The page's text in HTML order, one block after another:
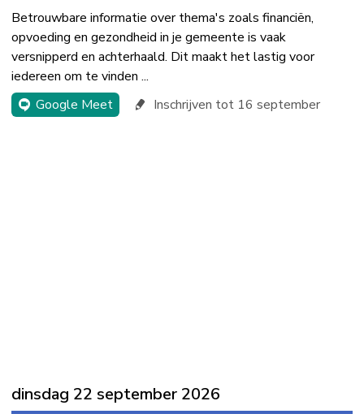
Betrouwbare informatie over thema's zoals financiën,
opvoeding en gezondheid in je gemeente is vaak
versnipperd en achterhaald. Dit maakt het lastig voor
iedereen om te vinden ...
Google Meet
Inschrijven tot 16 september
dinsdag 22 september 2026